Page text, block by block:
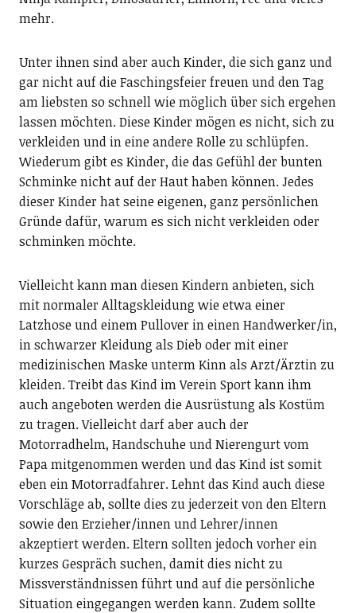
mehr.
Unter ihnen sind aber auch Kinder, die sich ganz und
gar nicht auf die Faschingsfeier freuen und den Tag
am liebsten so schnell wie möglich über sich ergehen
lassen möchten. Diese Kinder mögen es nicht, sich zu
verkleiden und in eine andere Rolle zu schlüpfen.
Wiederum gibt es Kinder, die das Gefühl der bunten
Schminke nicht auf der Haut haben können. Jedes
dieser Kinder hat seine eigenen, ganz persönlichen
Gründe dafür, warum es sich nicht verkleiden oder
schminken möchte.
Vielleicht kann man diesen Kindern anbieten, sich
mit normaler Alltagskleidung wie etwa einer
Latzhose und einem Pullover in einen Handwerker/in,
in schwarzer Kleidung als Dieb oder mit einer
medizinischen Maske unterm Kinn als Arzt/Ärztin zu
kleiden. Treibt das Kind im Verein Sport kann ihm
auch angeboten werden die Ausrüstung als Kostüm
zu tragen. Vielleicht darf aber auch der
Motorradhelm, Handschuhe und Nierengurt vom
Papa mitgenommen werden und das Kind ist somit
eben ein Motorradfahrer. Lehnt das Kind auch diese
Vorschläge ab, sollte dies zu jederzeit von den Eltern
sowie den Erzieher/innen und Lehrer/innen
akzeptiert werden. Eltern sollten jedoch vorher ein
kurzes Gespräch suchen, damit dies nicht zu
Missverständnissen führt und auf die persönliche
Situation eingegangen werden kann. Zudem sollte